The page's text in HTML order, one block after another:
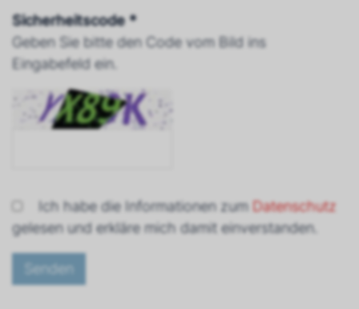
Sicherheitscode *
Geben Sie bitte den Code vom Bild ins
Eingabefeld ein.
Ich habe die Informationen zum Datenschutz
gelesen und erkläre mich damit einverstanden.